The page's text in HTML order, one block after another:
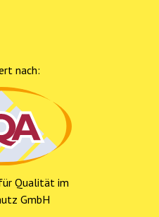
nach:
Qualität im
GmbH